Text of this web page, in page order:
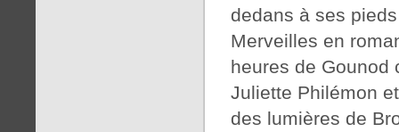
dedans à ses
Merveilles en
heures de Gounod
Juliette Philémon
des lumières de